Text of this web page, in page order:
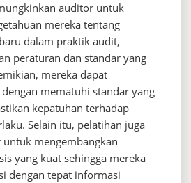
auditor untuk
mereka tentang
dalam praktik audit,
peraturan dan standar yang
mereka dapat
mematuhi standar yang
kepatuhan terhadap
Selain itu, pelatihan juga
mengembangkan
yang kuat sehingga mereka
dengan tepat informasi